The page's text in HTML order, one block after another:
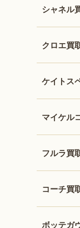
シャネル
クロエ買
ケイトス
マイケル
フルラ買
コーチ買
ボッテガ